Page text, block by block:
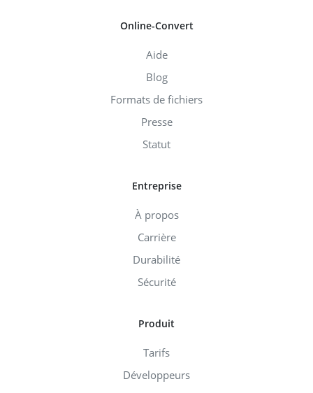
Online-Convert
Aide
Blog
Formats de fichiers
Presse
Statut
Entreprise
À propos
Carrière
Durabilité
Sécurité
Produit
Tarifs
Développeurs